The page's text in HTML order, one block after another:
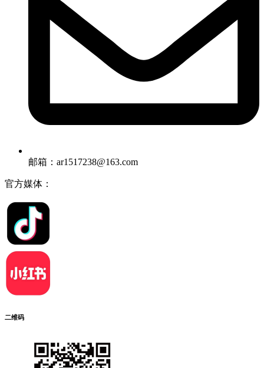
邮箱：ar1517238@163.com
官方媒体：
二维码